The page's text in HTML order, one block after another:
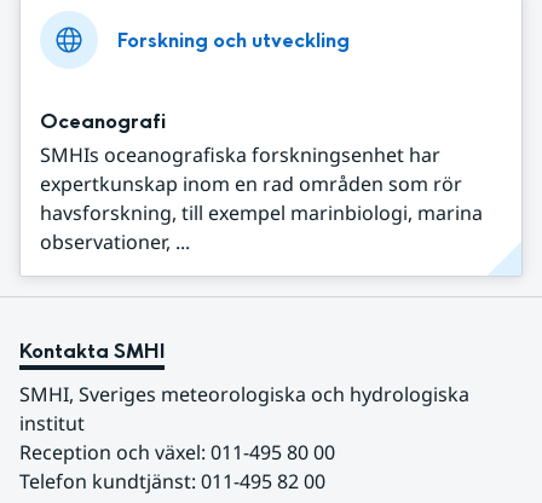
Forskning och utveckling
Oceanografi
SMHIs oceanografiska forskningsenhet har
expertkunskap inom en rad områden som rör
havsforskning, till exempel marinbiologi, marina
observationer, ...
Kontakta SMHI
SMHI, Sveriges meteorologiska och hydrologiska
institut
Reception och växel: 011-495 80 00
Telefon kundtjänst: 011-495 82 00